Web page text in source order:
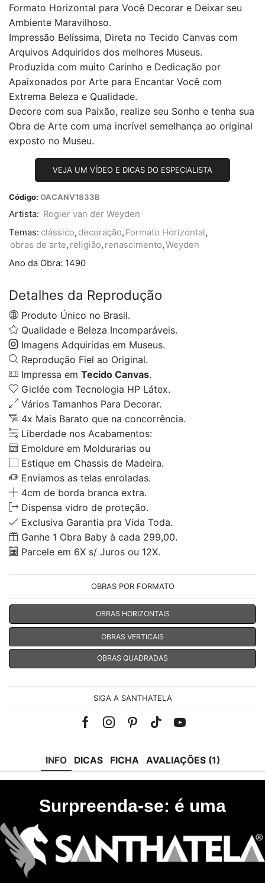
Formato Horizontal para Você Decorar e Deixar seu
Ambiente Maravilhoso.
Impressão Belíssima, Direta no Tecido Canvas com
Arquivos Adquiridos dos melhores Museus.
Produzida com muito Carinho e Dedicação por
Apaixonados por Arte para Encantar Você com
Extrema Beleza e Qualidade.
Decore com sua Paixão, realize seu Sonho e tenha sua
Obra de Arte com uma incrível semelhança ao original
exposto no Museu.
VEJA UM VÍDEO E DICAS DO ESPECIALISTA
Código: OACANV1833B
Artista: Rogier van der Weyden
Temas: clássico, decoração, Formato Horizontal,
obras de arte, religião, renascimento,Weyden
Ano da Obra: 1490
Detalhes da Reprodução
Produto Único no Brasil.
Qualidade e Beleza Incomparáveis.
Imagens Adquiridas em Museus.
Reprodução Fiel ao Original.
Impressa em Tecido Canvas.
Giclée com Tecnologia HP Látex.
Vários Tamanhos Para Decorar.
4x Mais Barato que na concorrência.
Liberdade nos Acabamentos:
Emoldure em Moldurarias ou
Estique em Chassis de Madeira.
Enviamos as telas enroladas.
4cm de borda branca extra.
Dispensa vidro de proteção.
Exclusiva Garantia pra Vida Toda.
Ganhe 1 Obra Baby à cada 299,00.
Parcele em 6X s/ Juros ou 12X.
OBRAS POR FORMATO
OBRAS HORIZONTAIS
OBRAS VERTICAIS
OBRAS QUADRADAS
SIGA A SANTHATELA
FacebookInstagramPinterest
Tik-Youtube
INFO DICAS FICHA AVALIAÇÕES (1)
Surpreenda-se: é uma